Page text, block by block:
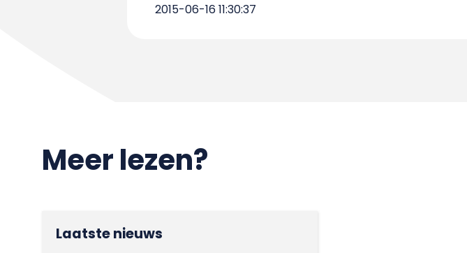
2015-06-16 11:30:37
Meer lezen?
Laatste nieuws